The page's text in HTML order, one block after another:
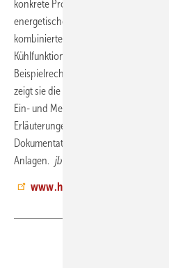
konkrete Produktdaten im Vergleich
energetische Bilanzierung auswirken.
kombinierte Lüftungslösungen sowie
Kühlfunktionen. Anhand von
Beispielrechnungen nach dem aktuell
zeigt sie die energetischen Potenziale
Ein- und Mehrfamilienhäuser auf.
Erläuterungen enthält die
Dokumentationshilfen für die
Anlagen. jb
www.hea.de